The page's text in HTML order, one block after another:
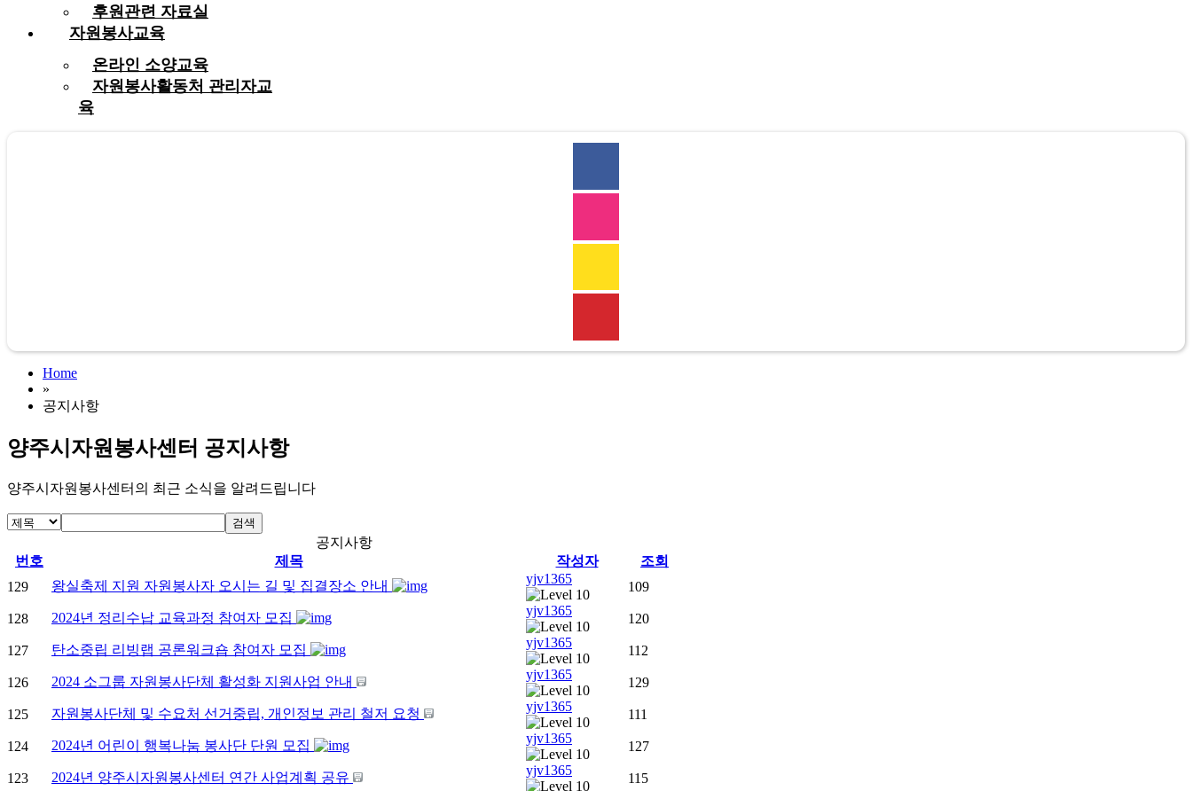
후원관련 자료실
자원봉사교육
온라인 소양교육
자원봉사활동처 관리자교
육
Home
»
공지사항
양주시자원봉사센터 공지사항
양주시자원봉사센터의 최근 소식을 알려드립니다
검색
공지사항
번호
제목 작성자
조회
129
왕실축제 지원 자원봉사자 오시는 길 및 집결장소 안내 yjv1365
109
128 2024년 정리수납 교육과정 참여자 모집 yjv1365
120
127 탄소중립 리빙랩 공론워크숍 참여자 모집 yjv1365
112
126 2024 소그룹 자원봉사단체 활성화 지원사업 안내 yjv1365
129
125 자원봉사단체 및 수요처 선거중립, 개인정보 관리 철저 요청 yjv1365
111
124 2024년 어린이 행복나눔 봉사단 단원 모집 yjv1365
127
123 2024년 양주시자원봉사센터 연간 사업계획 공유 yjv1365
115